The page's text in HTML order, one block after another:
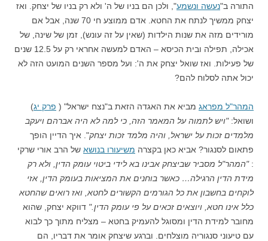
התורה ב"נעשה ונשמע", ולכן הם בניו של ה' ולא רק בניו של יצחק. ואז
יצחק ממשיך לנתח את החטא. אדם ממוצע חי 70 שנה, אבל אם
מורידים מזה את שנות הילדות (שאין על זה עונש), זמן של שינה, של
אכילה, תפילה ובית הכיסא – האדם למעשה אחראי רק על 12.5 שנים
של פעילות. ואז שואל יצחק את ה': ועל מספר השנים המועט הזה לא
יכול אתה לסלוח להם?
המהר"ל מפראג מביא את האגדה הזאת ב"נצח ישראל" ( פרק יג)
ושואל:"ויש לתמוה על המאמר הזה, כי למה לא היה אברהם ויעקב
מלמדים זכות על ישראל, והיה מלמד זכות יצחק". איך הדיין הופך
פתאום לסנגור? אביא כאן בקצרה משיעורו בנושא של הרב אורי שרקי
:"המהר"ל מסביר שביצחק אבינו בא לידי ביטוי עומק הדין, ולא רק
מידת הדין הרגילה… כאשר בוחנים את המציאות בעומק הדין, אזי
לוקחים בחשבון את כל הגורמים הקשורים לחטא, ואז רואים שהחטא
כלל אינו חטא, ויוצאים זכאים על פי עומק הדין." דווקא יצחק, שהוא
מחובר למידת הדין ומסוגל להעמיק בחטא – מצליח מתוך כך לבוא
עם טיעוני סנגוריה מוצלחים. וברגע שיצחק אומר את דבריו, הם